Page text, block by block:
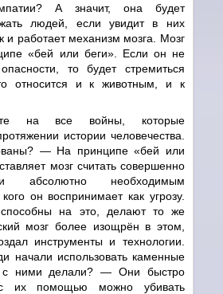
А значит, она будет
людей, если увидит в них
и работает механизм мозга. Мозг
«бей или беги». Если он не
то будет стремиться
относится и к животным, и к
на все войны, которые
истории человечества.
—На принципе «бей или
мозг считать совершенно
абсолютно необходимым
он воспринимает как угрозу.
на это, делают то же
мозг более изощрён в этом,
инструменты и технологии.
начали использовать каменные
с ними делали?— Они быстро
их помощью можно убивать